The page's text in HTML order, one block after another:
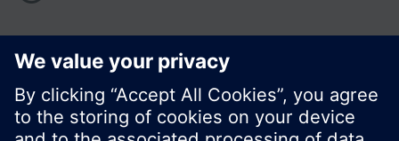
Zdieľať túto stránku: